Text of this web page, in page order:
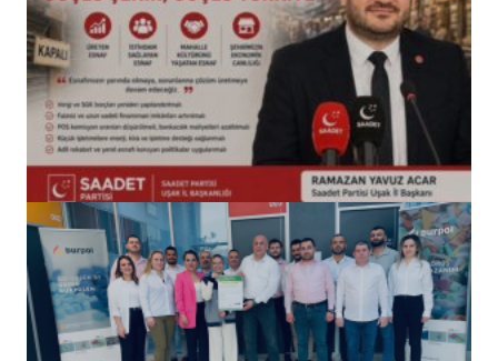
(başlıksız)
Alaattin Karahan tarafından 14/07/2026